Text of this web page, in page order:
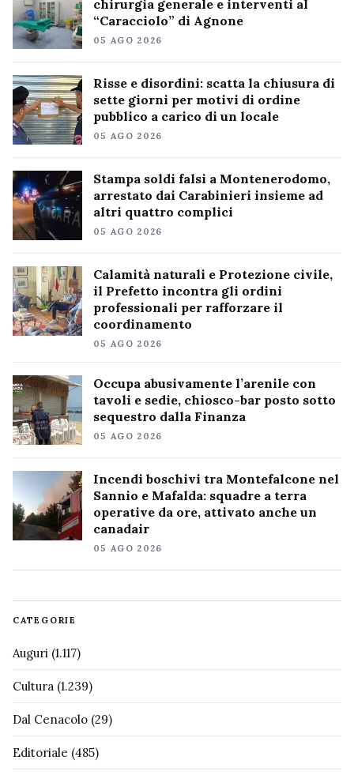
chirurgia generale e interventi al
“Caracciolo” di Agnone
05 AGO 2026
Risse e disordini: scatta la chiusura di
sette giorni per motivi di ordine
pubblico a carico di un locale
05 AGO 2026
Stampa soldi falsi a Montenerodomo,
arrestato dai Carabinieri insieme ad
altri quattro complici
05 AGO 2026
Calamità naturali e Protezione civile,
il Prefetto incontra gli ordini
professionali per rafforzare il
coordinamento
05 AGO 2026
Occupa abusivamente l’arenile con
tavoli e sedie, chiosco-bar posto sotto
sequestro dalla Finanza
05 AGO 2026
Incendi boschivi tra Montefalcone nel
Sannio e Mafalda: squadre a terra
operative da ore, attivato anche un
canadair
05 AGO 2026
CATEGORIE
Auguri (1.117)
Cultura (1.239)
Dal Cenacolo (29)
Editoriale (485)